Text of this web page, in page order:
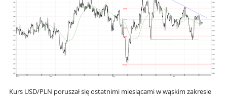
Kurs USD/PLN poruszał się ostatnimi miesiącami w wąskim zakresie